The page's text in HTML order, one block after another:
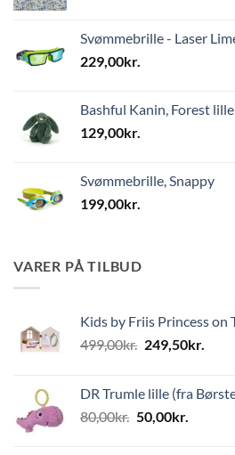
Svømmebrille - Laser
229,00kr.
Bashful Kanin, Forest
129,00kr.
Svømmebrille, Snappy
199,00kr.
VARER PÅ TILBUD
Kids by Friis Princess on
499,00kr. Den
var:
499,00kr..
249,50kr.
er:
DR Trumle lille (fra
80,00kr. Den
50,00kr.